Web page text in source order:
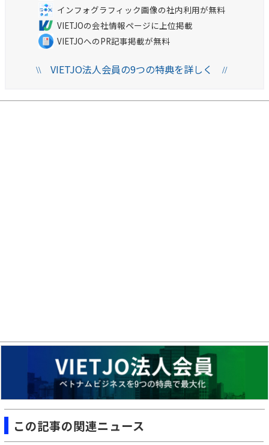
インフォグラフィック画像の社内利用が無料
VIETJOの会社情報ページに上位掲載
VIETJOへのPR記事掲載が無料
\\VIETJO法人会員の9つの特典を詳しく //
この記事の関連ニュース